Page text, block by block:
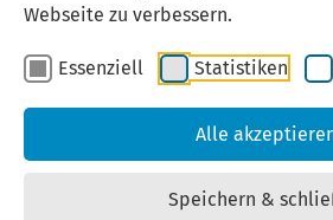
Webseite zu verbessern.
Essenziell Statistiken
Alle
Speichern &
Rudolstadt-
Mietangebot Gewerbe | Büro/